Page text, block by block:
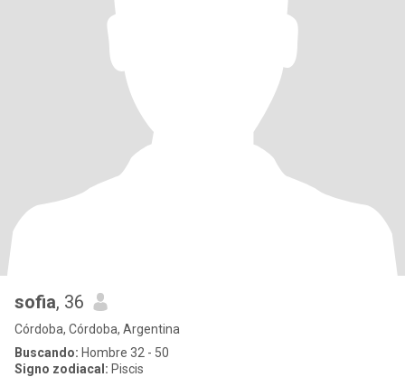
sofia, 36
Córdoba, Córdoba, Argentina
Buscando: Hombre 32 - 50
Signo zodiacal: Piscis